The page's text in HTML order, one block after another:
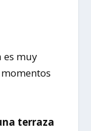
es muy
terraza